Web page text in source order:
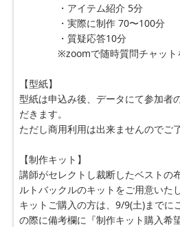
・アイテム紹介 5分
・実際に制作 70〜100分
・質疑応答10分
※zoomで随時質問チャットを
【型紙】
型紙は申込み後、データにて参加者
だきます。
ただし商用利用は出来ませんのでご
【制作キット】
講師がセレクトし裁断したベストの
ルトバックルのキットをご用意いた
キットご購入の方は、9/9(土)までに
の際に備考欄に『制作キット購入希